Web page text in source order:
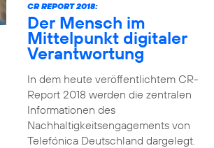
CR REPORT 2018:
Der Mensch im
Mittelpunkt digitaler
Verantwortung
In dem heute veröffentlichtem CR-
Report 2018 werden die zentralen
Informationen des
Nachhaltigkeitsengagements von
Telefónica Deutschland dargelegt.